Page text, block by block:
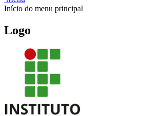
Início do menu principal
Logo